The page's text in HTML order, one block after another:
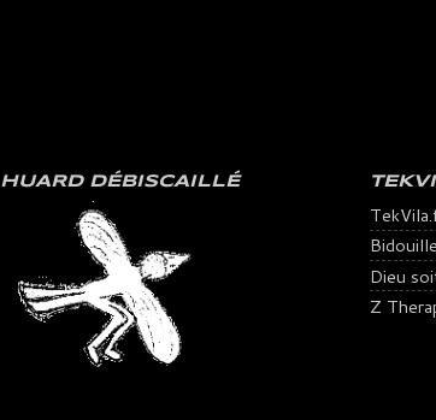
HUARD DÉBISCAILLÉ
Dieu
Z